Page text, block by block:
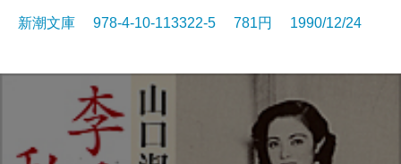
新潮文庫 978-4-10-113322-5 781円 1990/12/24